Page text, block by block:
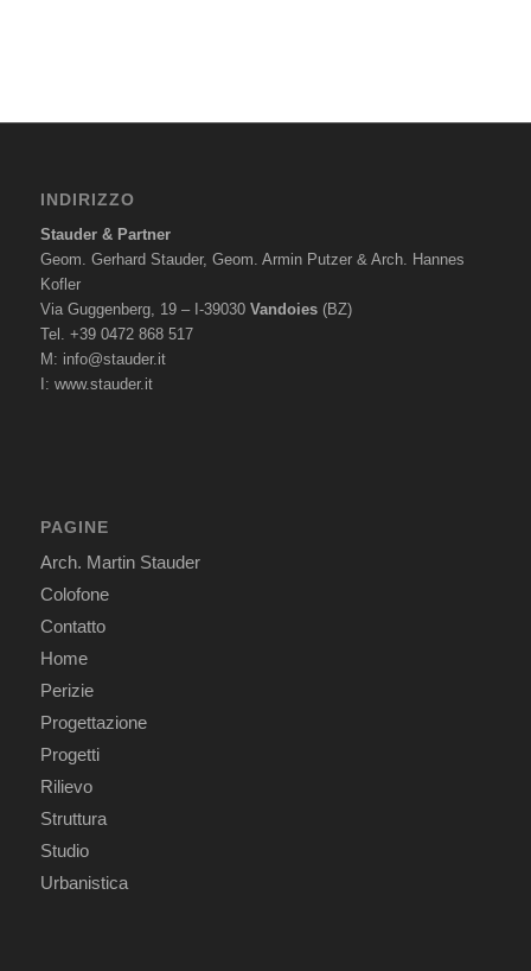
INDIRIZZO
Stauder & Partner
Geom. Gerhard Stauder, Geom. Armin Putzer & Arch. Hannes
Kofler
Via Guggenberg, 19 – I-39030 Vandoies(BZ)
Tel. +39 0472 868 517
M: info@stauder.it
I: www.stauder.it
PAGINE
Arch. Martin Stauder
Colofone
Contatto
Home
Perizie
Progettazione
Progetti
Rilievo
Struttura
Studio
Urbanistica